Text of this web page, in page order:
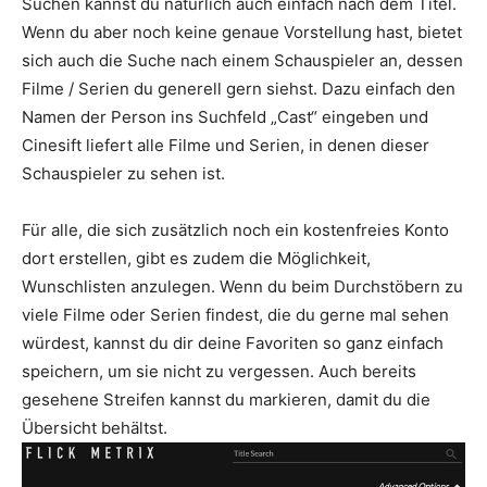
Wenn du aber noch keine genaue Vorstellung hast, bietet
sich auch die Suche nach einem Schauspieler an, dessen
Filme / Serien du generell gern siehst. Dazu einfach den
Namen der Person ins Suchfeld „Cast“ eingeben und
Cinesift liefert alle Filme und Serien, in denen dieser
Schauspieler zu sehen ist.
Für alle, die sich zusätzlich noch ein kostenfreies Konto
dort erstellen, gibt es zudem die Möglichkeit,
Wunschlisten anzulegen. Wenn du beim Durchstöbern zu
viele Filme oder Serien findest, die du gerne mal sehen
würdest, kannst du dir deine Favoriten so ganz einfach
speichern, um sie nicht zu vergessen. Auch bereits
gesehene Streifen kannst du markieren, damit du die
Übersicht behältst.